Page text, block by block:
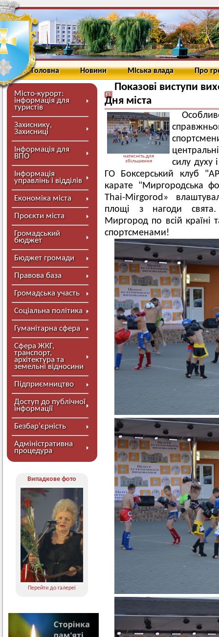
Головна Новини Міська влада Про
Місто-курорт:
інформація для
туристів
Захиснику,
Захисниці
Інформація для
ВПО
Інформація
управлінь і відділів
Економіка міста
Проєкти міста
Громадський
бюджет
Бюджет громади
Правова база
Громадська участь
Соціальна політика
Гуманітарна сфера
Сфера ЖКГ,
транспорт,
архітектура та
земельні відносини
Підприємництво
Доступ до публічної
інформації
Безбар’єрність
Адміністративна
процедура
Випадкове фото
Перейти до галереї
Показові виступи
Дня міста
натисніть для
збільшення
силу духу
ГО Боксерський клуб
карате "Миргородська
Thai-Mirgorod»
площі з нагоди свята.
Миргород по всій
спортсменами!